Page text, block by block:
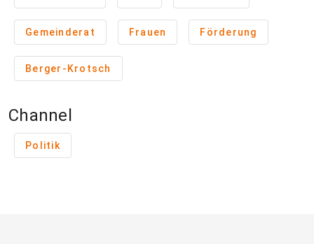
Gemeinderat Frauen Förderung
Berger-Krotsch
Channel
Politik